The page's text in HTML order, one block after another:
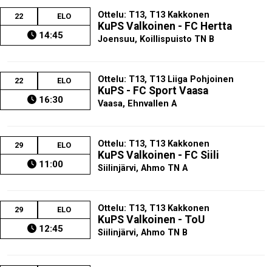
22 ELO
14:45
Ottelu: T13, T13 Kakkonen
KuPS Valkoinen - FC Hertta
Joensuu, Koillispuisto TN B
22 ELO
16:30
Ottelu: T13, T13 Liiga Pohjoinen
KuPS - FC Sport Vaasa
Vaasa, Ehnvallen A
29 ELO
11:00
Ottelu: T13, T13 Kakkonen
KuPS Valkoinen - FC Siili
Siilinjärvi, Ahmo TN A
29 ELO
12:45
Ottelu: T13, T13 Kakkonen
KuPS Valkoinen - ToU
Siilinjärvi, Ahmo TN B